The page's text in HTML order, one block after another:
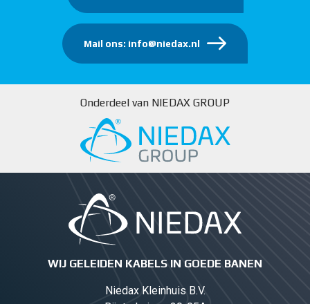
Mail ons: info@niedax.nl
Onderdeel van NIEDAX GROUP
WIJ GELEIDEN KABELS IN GOEDE BANEN
Niedax Kleinhuis B.V.